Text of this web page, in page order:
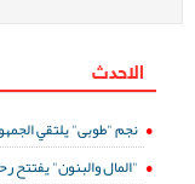
الاحدث
نجم "طوبى" يلتقي
"المال والبنون"